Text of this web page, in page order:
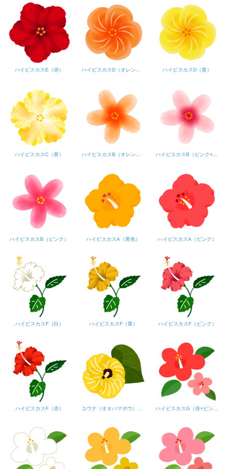
ハイビスカスE（赤） ハイビスカスD（オレンジ） ハイビスカスD（黄）
ハイビスカスC（黄）
ハイビスカスB（ピンク） ハイビスカスA（黄色） ハイビスカスA（ピンク）
ハイビスカスF（白） ハイビスカスF（黄） ハイビスカスF（ピンク）
ハイビスカスF（赤）